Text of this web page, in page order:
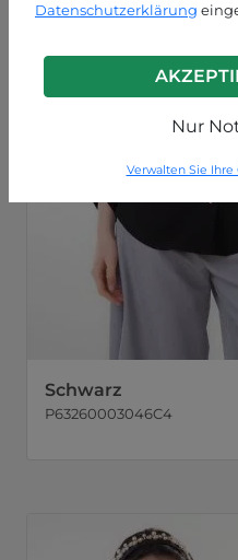
Datenschutzerklärung
Nur
Verwalten Sie
Schwarz
P63260003046C4